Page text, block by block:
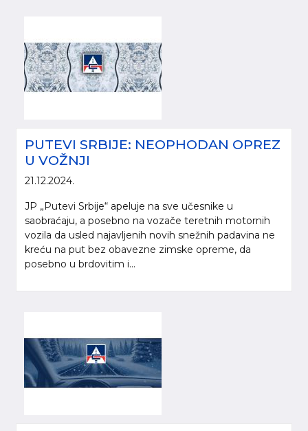
PUTEVI SRBIJE: NEOPHODAN OPREZ
U VOŽNJI
21.12.2024.
JP „Putevi Srbije“ apeluje na sve učesnike u
saobraćaju, a posebno na vozače teretnih motornih
vozila da usled najavljenih novih snežnih padavina ne
kreću na put bez obavezne zimske opreme, da
posebno u brdovitim i...